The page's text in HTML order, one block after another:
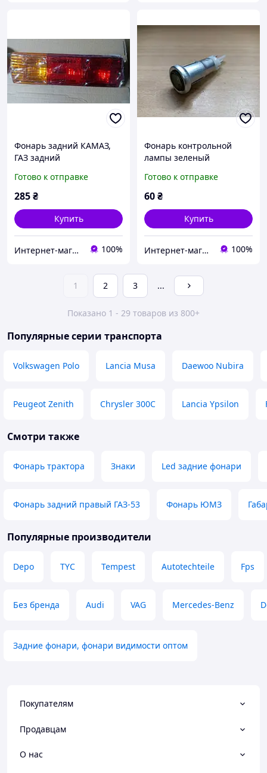
Фонарь задний КАМАЗ,
ГАЗ задний
Готово к отправке
285₴
Купить
Интернет-магазин Автозапчасти 100%
Фонарь контрольной
лампы зеленый
Готово к отправке
60₴
Купить
Интернет-магазин Автозапчасти 100%
1 2 3 ...
Показано 1 - 29 товаров из 800+
Популярные серии транспорта
Volkswagen Polo Lancia Musa Daewoo Nubira
Peugeot Zenith Chrysler 300C Lancia Ypsilon
Смотри также
Фонарь трактора Знаки Led задние фонари
Фонарь задний правый ГАЗ-53 Фонарь ЮМЗ
Популярные производители
Depo TYC Tempest Autotechteile Fps
Без бренда Audi VAG Mercedes-Benz
Задние фонари, фонари видимости оптом
Покупателям
Продавцам
О нас